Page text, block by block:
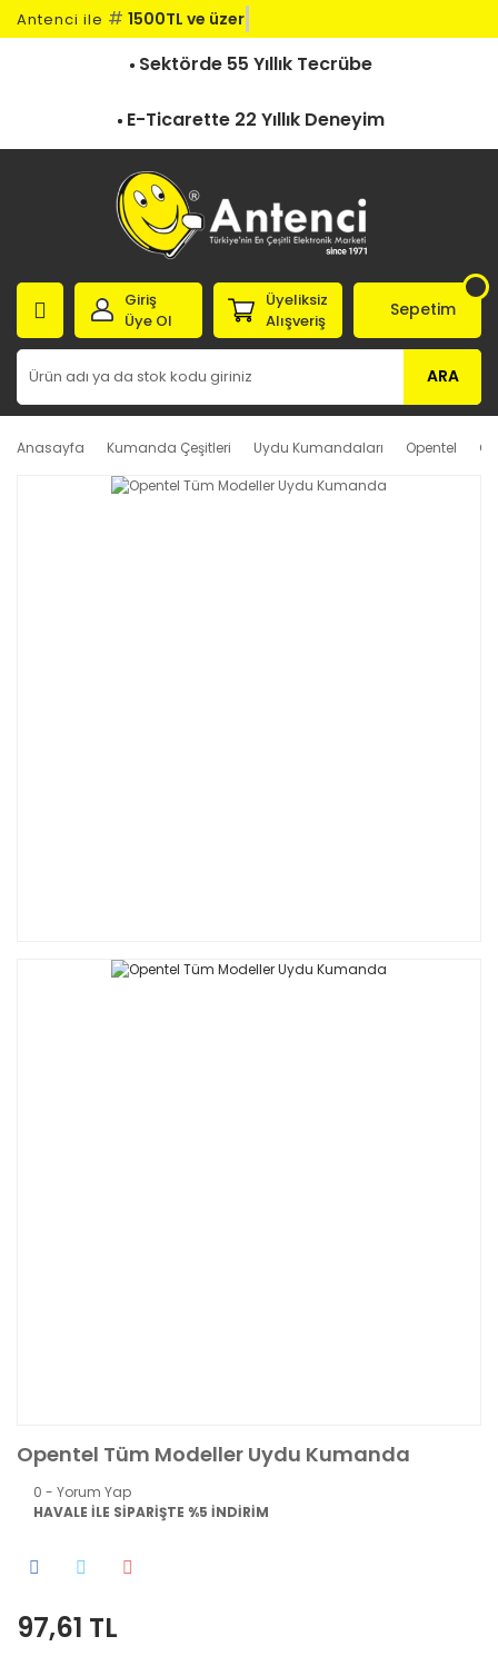
Antenci ile # 1500TL ve üzeri
Sektörde 55 Yıllık Tecrübe
E-Ticarette 22 Yıllık Deneyim
ARA
Giriş
Üye Ol
Üyeliksiz
Alışveriş
Sepetim
Anasayfa Kumanda Çeşitleri Uydu Kumandaları Opentel
Opentel Tüm Modeller Uydu Kumanda
0 - Yorum Yap
HAVALE İLE SİPARİŞTE %5 İNDİRİM
97,61 TL